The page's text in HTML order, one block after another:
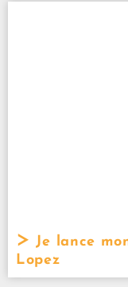
Je lance
Lopez